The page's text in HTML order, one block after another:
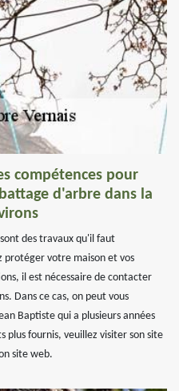
compétences pour
d'arbre dans la
des travaux qu'il faut
protéger votre maison et vos
il est nécessaire de contacter
Dans ce cas, on peut vous
Baptiste qui a plusieurs années
plus fournis, veuillez visiter son site
site web.